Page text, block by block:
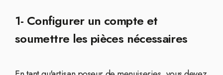
1- Configurer un compte et
soumettre les pièces nécessaires